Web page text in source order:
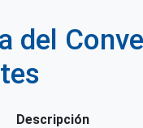
del
Descripción